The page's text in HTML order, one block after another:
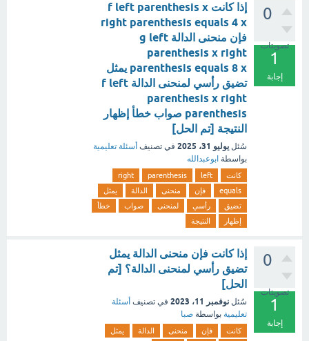
0
تصويتات
1
إجابة
إذا كانت f left parenthesis x
right parenthesis equals 4 x
فإن منحنى الدالة g left
parenthesis x right
parenthesis equals 8 x يمثل
تضيق رأسي لمنحنى الدالة f left
parenthesis x right
parenthesis صواب خطأ إظهار
النتيجة [تم الحل]
سُئل يوليو 31، 2025 في تصنيف أسئلة تعليمية
بواسطة ابوعبدالله
كانت left
parenthesis
right
equals
فإن منحنى الدالة
يمثل
تضيق
رأسي لمنحنى صواب
خطأ
إظهار
النتيجة
0
تصويتات
1
إجابة
إذا كانت فإن منحنى الدالة يمثل
تضيق رأسي لمنحنى الدالة؟ [تم
الحل]
سُئل نوفمبر 11، 2023 في تصنيف أسئلة
تعليمية بواسطة صبا
كانت فإن منحنى الدالة
يمثل